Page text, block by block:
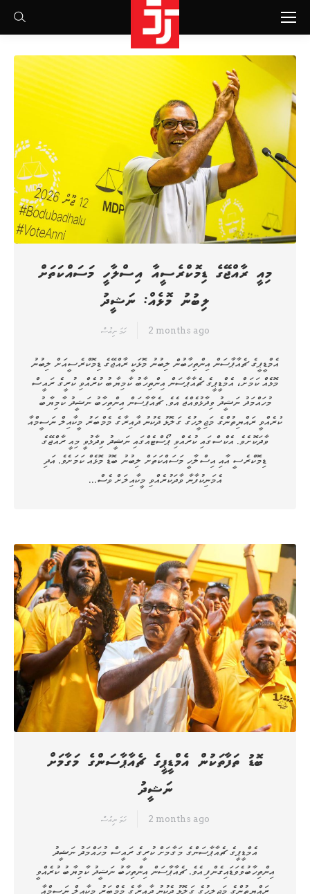
Search:
މިއީ ރާއްޖޭގެ ޑިމޮކްރެސީއާ އިސްލާހީ މަސައްކަތަށް
ލިބުނު މޮޅެއް: ނަޝީދު
ހަމަ ނިއުސް 2 months ago
އެމްޑީޕީގެ ޗެއާޕާސަން އިންތިހާބުން ލިބުނު މޮޅަކީ ރާއްޖޭގެ ޑިމޮކްރެސީއަށް ލިބުނު
މޮޅެއް ކަމަށް، އެމްޑީޕީގެ ޗެއާޕާސަން އިންތިހާބު ކާމިޔާބު ކުރެއްވި ކުރީގެ ރައީސް
މުހައްމަދު ނަޝީދު ވިދާޅުވެއްޖެ އެވެ. ޗެއާޕާސަން އިންތިހާބު ނަޝީދު ކާމިޔާބު
ކުރެއްވީ ރައްޔިތުންގެ މަޖިލީހުގެ ގަލޮޅު ދެކުނު ދާއިރާގެ މެމްބަރު މީކާއިލް ނަސީމްއާ
ވާދަކޮށެވެ. އެކްސްގައި ކުރެއްވި ޕޯސްޓެއްގައި ނަޝީދު ވިދާޅުވީ މިއީ ރާއްޖޭގެ
ޑިމޮކްރެސީ އާއި އިސްލާހީ މަސައްކަތަށް ލިބުނު ބޮޑު މޮޅެއް ކަމަށެވެ. އަދި
އެމަނިކުފާނާ ވާދަކުރެއްވި މީކާއިލަށް ވެސް…
ބޮޑު ތަފާތަކުން އެމްޑީޕީގެ ޗެއާޕާސަންގެ މަގާމަށް
ނަޝީދު
ހަމަ ނިއުސް 2 months ago
އެމްޑީޕީގެ ޗެއާޕާސަންގެ މަގާމަށް ކުރީގެ ރައީސް މުހައްމަދު ނަޝީދު
އިންތިހާބުވެވަޑައިގެންފި އެވެ. ޗެއާޕާސަން އިންތިހާބު ނަޝީދު ކާމިޔާބު ކުރެއްވީ
ރައްޔިތުންގެ މަޖިލީހުގެ ގަލޮޅު ދެކުނު ދާއިރާގެ މެމްބަރު މީކާއިލް ނަސީމްއާ